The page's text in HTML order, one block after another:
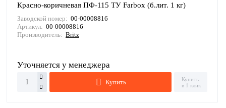
Красно-коричневая ПФ-115 ТУ Farbox (б.лит. 1 кг)
Заводской номер: 00-00008816
Артикул: 00-00008816
Производитель: Britz
Уточняется у менеджера
Купить
Купить
в 1 клик